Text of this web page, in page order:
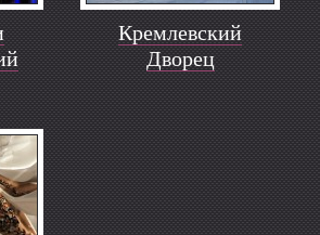
Кремлевский
Дворец